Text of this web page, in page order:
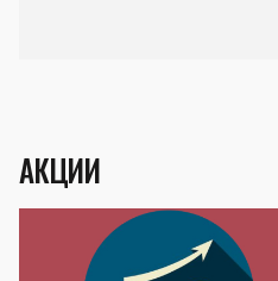
АКЦИИ